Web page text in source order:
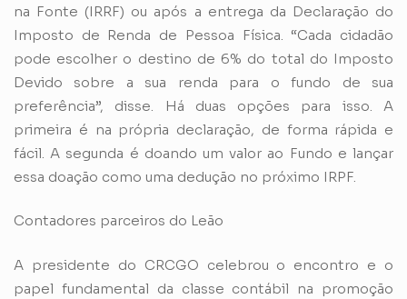
na Fonte (IRRF) ou após a entrega da Declaração do
Imposto de Renda de Pessoa Física. “Cada cidadão
pode escolher o destino de 6% do total do Imposto
Devido sobre a sua renda para o fundo de sua
preferência”, disse. Há duas opções para isso. A
primeira é na própria declaração, de forma rápida e
fácil. A segunda é doando um valor ao Fundo e lançar
essa doação como uma dedução no próximo IRPF.
Contadores parceiros do Leão
A presidente do CRCGO celebrou o encontro e o
papel fundamental da classe contábil na promoção